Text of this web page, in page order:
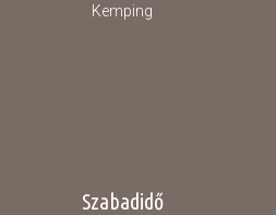
Kemping
Szabadidő